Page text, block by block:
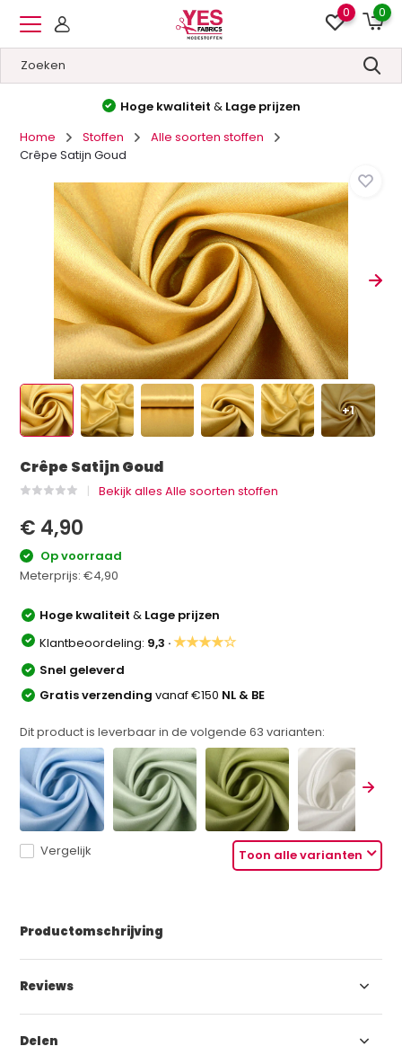
0 0
Hoge kwaliteit & Lage prijzen
Home
Stoffen
Alle soorten stoffen
Crêpe Satijn Goud
+1
Crêpe Satijn Goud
Bekijk alles Alle soorten stoffen
€ 4,90
Op voorraad
Meterprijs:€4,90
Hoge kwaliteit& Lage prijzen
Klantbeoordeling: 9,3 ·★★★★☆
Snel geleverd
Gratis verzendingvanaf €150 NL & BE
Dit product is leverbaar in de volgende63 varianten:
Toon alle varianten
Vergelijk
Productomschrijving
Reviews
Delen